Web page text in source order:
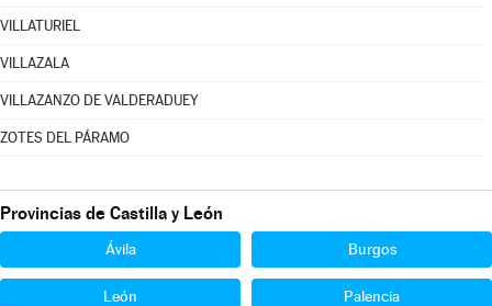
VILLATURIEL
VILLAZALA
VILLAZANZO DE VALDERADUEY
ZOTES DEL PÁRAMO
Provincias de Castilla y León
Ávila Burgos
León Palencia